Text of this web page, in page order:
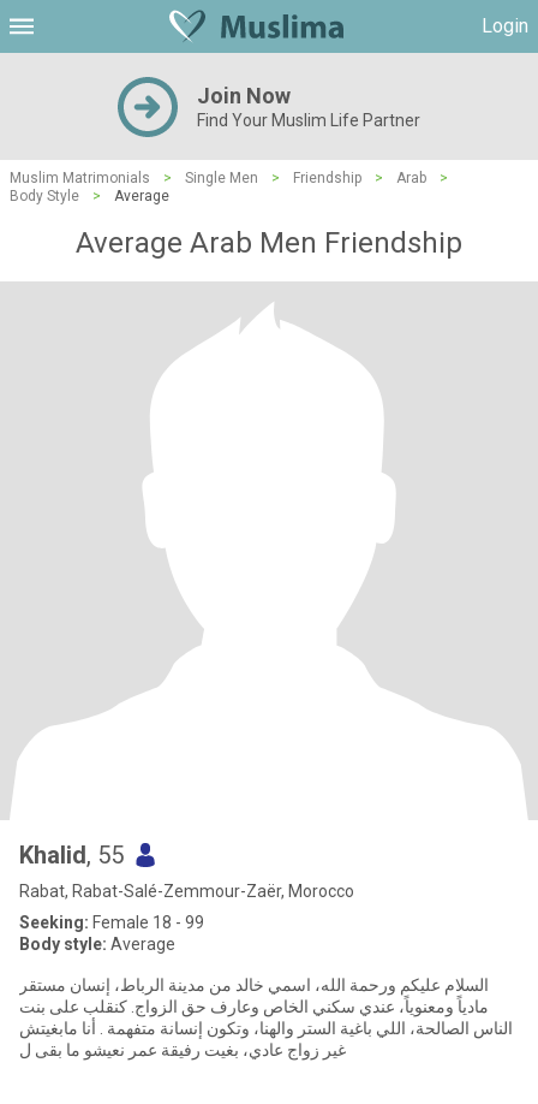
Login
Join Now
Find Your Muslim Life Partner
Muslim Matrimonials > Single Men > Friendship > Arab
>
Body Style
> Average
Average Arab Men Friendship
Khalid, 55
Rabat, Rabat-Salé-Zemmour-Zaër, Morocco
Seeking: Female 18 - 99
Body style: Average
السلام عليكم ورحمة الله، اسمي خالد من مدينة الرباط، إنسان مستقر
مادياً ومعنوياً، عندي سكني الخاص وعارف حق الزواج. ​كنقلب على بنت
الناس الصالحة، اللي باغية الستر والهنا، وتكون إنسانة متفهمة . أنا مابغيتش
غير زواج عادي، بغيت رفيقة عمر نعيشو ما بقى ل